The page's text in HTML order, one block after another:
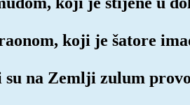
koji je šatore
su na Zemlji zulum